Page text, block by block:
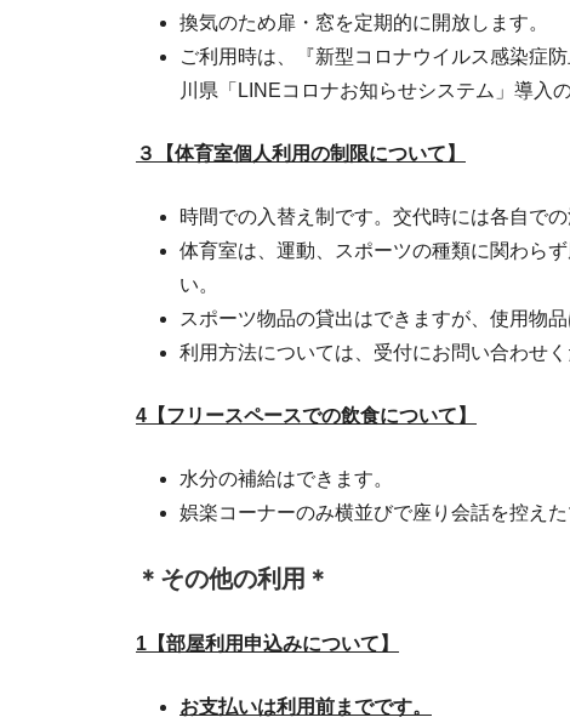
換気のため扉・窓を定期的に開放します。
ご利用時は、『新型コロナウイルス感染症
川県「LINEコロナお知らせシステム」導入
３【体育室個人利用の制限について】
時間での入替え制です。交代時には各自での
体育室は、運動、スポーツの種類に関わら
い。
スポーツ物品の貸出はできますが、使用物
利用方法については、受付にお問い合わせく
4【フリースペースでの飲食について】
水分の補給はできます。
娯楽コーナーのみ横並びで座り会話を控えた
＊その他の利用＊
1【部屋利用申込みについて】
お支払いは利用前までです。